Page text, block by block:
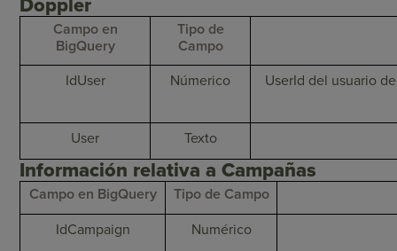
Doppler
Campo en
BigQuery
Tipo de
Campo
IdUser
Númerico UserId del usuario
User Texto
Información relativa a Campañas
Campo en BigQuery
Tipo de Campo
IdCampaign
Numérico